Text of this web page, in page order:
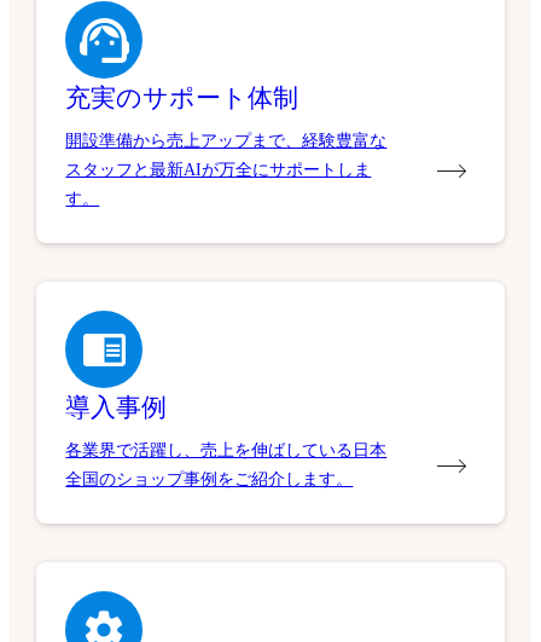
充実のサポート体制
開設準備から売上アップまで、経験豊富な
スタッフと最新AIが万全にサポートしま
す。
導入事例
各業界で活躍し、売上を伸ばしている日本
全国のショップ事例をご紹介します。